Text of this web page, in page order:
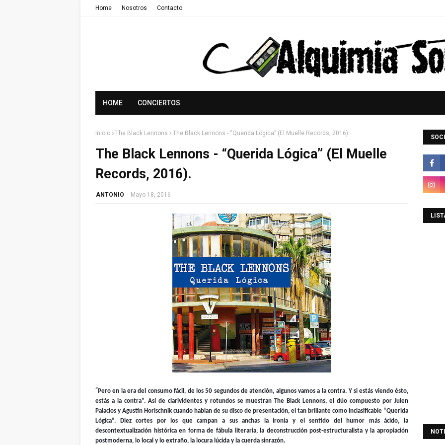
Home Nosotros Contacto
HOME CONCIERTOS
Inicio The Black Lennons The Black Lennons - “Querida Lógica” (El Muelle Records, 2016).
The Black Lennons - “Querida Lógica” (El Muelle
Records, 2016).
ANTONIO - Mayo 18, 2016
“Pero en la era del consumo fácil, de los 50 segundos de atención, algunos vamos a la contra. Y si estás viendo ésto,
estás a la contra”. Así de clarividentes y rotundos se muestran The Black Lennons, el dúo compuesto por Julen
Palacios y Agustín Horischnik cuando hablan de su disco de presentación, el tan brillante como inclasificable “Querida
Lógica”. Diez cortes por los que campan a sus anchas la ironía y el sentido del humor más ácido, la
descontextualización histórica en forma de fábula literaria, la deconstrucción post-estructuralista y la apropiación
postmoderna, lo local y lo extraño, la locura lúcida y la cuerda sinrazón.